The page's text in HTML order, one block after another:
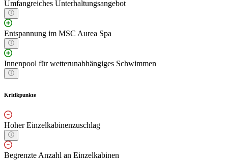
Umfangreiches Unterhaltungsangebot
Entspannung im MSC Aurea Spa
Innenpool für wetterunabhängiges Schwimmen
Kritikpunkte
Hoher Einzelkabinenzuschlag
Begrenzte Anzahl an Einzelkabinen